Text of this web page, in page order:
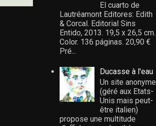
El cuarto de
Lautréamont Editores: Edith
& Corcal. Editorial Sins
Entido, 2013. 19,5 x 26,5 cm.
Color. 136 páginas. 20,90 €
Pré...
Ducasse à l'eau
Un site anonyme
(géré aux Etats-
Unis mais peut-
être italien)
propose une multitude